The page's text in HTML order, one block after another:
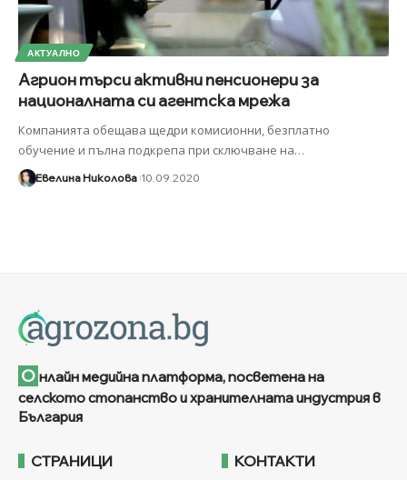
АКТУАЛНО
Агрион търси активни пенсионери за
националната си агентска мрежа
Компанията обещава щедри комисионни, безплатно
обучение и пълна подкрепа при сключване на…
Евелина Николова 10.09.2020
О нлайн медийна платформа, посветена на
селското стопанство и хранителната индустрия в
България
СТРАНИЦИ КОНТАКТИ